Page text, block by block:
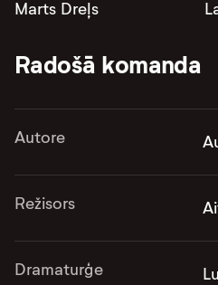
Marts Dreļs
Radošā komanda
Autore
Režisors
Dramaturģe